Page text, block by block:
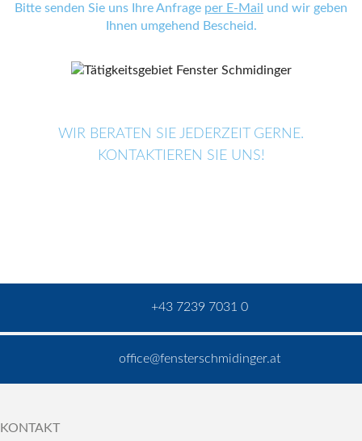
Bitte senden Sie uns Ihre Anfrage per E-Mail
und wir geben
Ihnen umgehend Bescheid.
WIR BERATEN SIE JEDERZEIT GERNE.
KONTAKTIEREN SIE UNS!
+43 7239 7031 0
office@fensterschmidinger.at
KONTAKT